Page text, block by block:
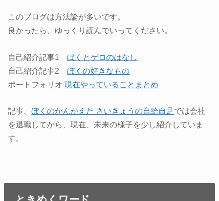
このブログは方法論が多いです。
良かったら、ゆっくり読んでいってください。
自己紹介記事1ぼくとゲロのはなし
自己紹介記事2ぼくの好きなもの
ポートフォリオ現在やっていることまとめ
記事、ぼくのかんがえた さいきょうの自給自足では会社
を退職してから、現在、未来の様子を少し紹介していま
す。